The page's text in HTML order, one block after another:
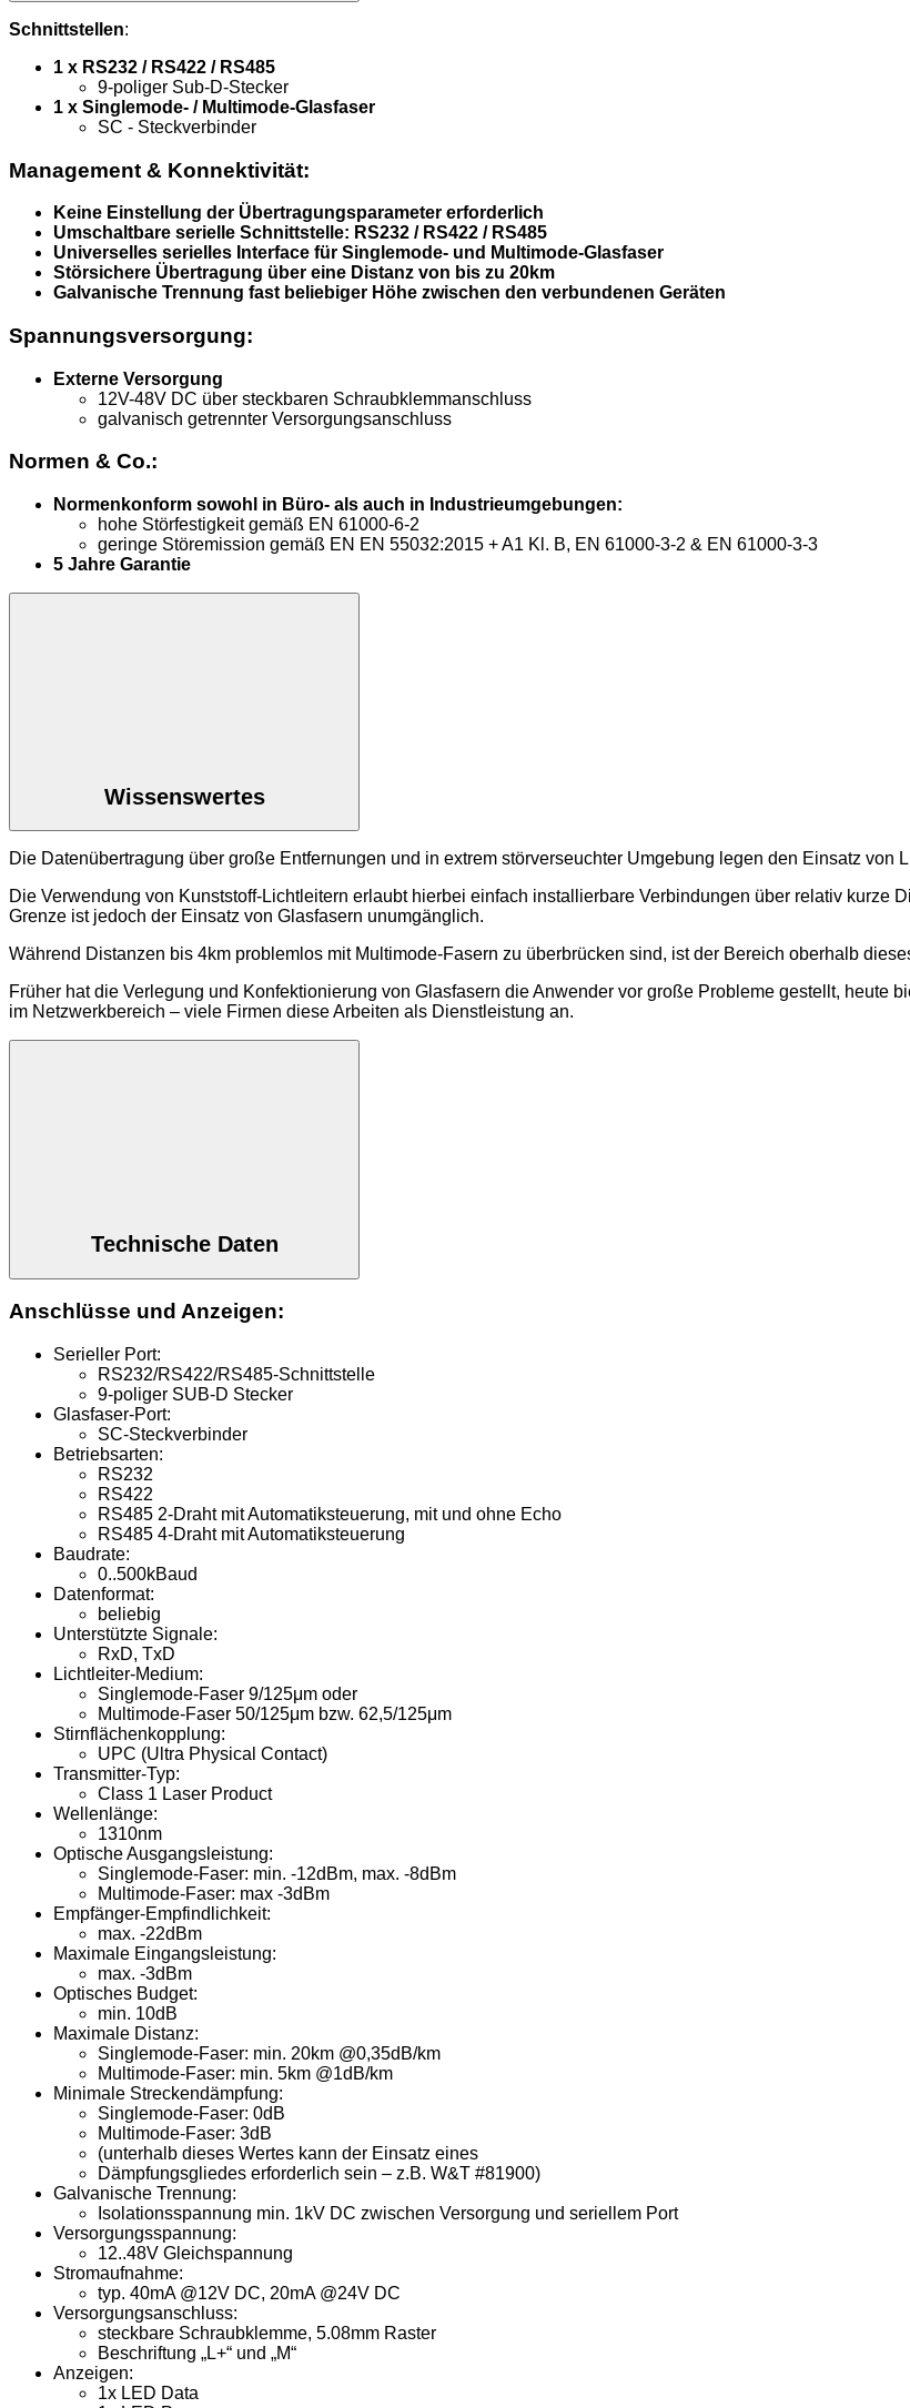
Schnittstellen:
1 x RS232 / RS422 / RS485
9-poliger Sub-D-Stecker
1 x Singlemode- / Multimode-Glasfaser
SC - Steckverbinder
Management & Konnektivität:
Keine Einstellung der Übertragungsparameter erforderlich
Umschaltbare serielle Schnittstelle: RS232 / RS422 / RS485
Universelles serielles Interface für Singlemode- und Multimode-Glasfaser
Störsichere Übertragung über eine Distanz von bis zu 20km
Galvanische Trennung fast beliebiger Höhe zwischen den verbundenen Geräten
Spannungsversorgung:
Externe Versorgung
12V-48V DC über steckbaren Schraubklemmanschluss
galvanisch getrennter Versorgungsanschluss
Normen & Co.:
Normenkonform sowohl in Büro- als auch in Industrieumgebungen:
hohe Störfestigkeit gemäß EN 61000-6-2
geringe Störemission gemäß EN EN 55032:2015 + A1 Kl. B, EN 61000-3-2 & EN 61000-3-3
5 Jahre Garantie
Wissenswertes
Die Datenübertragung über große Entfernungen und in extrem störverseuchter Umgebung legen den Einsatz
Die Verwendung von Kunststoff-Lichtleitern erlaubt hierbei einfach installierbare Verbindungen über relativ kurze
Grenze ist jedoch der Einsatz von Glasfasern unumgänglich.
Während Distanzen bis 4km problemlos mit Multimode-Fasern zu überbrücken sind, ist der Bereich oberhalb
Früher hat die Verlegung und Konfektionierung von Glasfasern die Anwender vor große Probleme gestellt, heute
im Netzwerkbereich – viele Firmen diese Arbeiten als Dienstleistung an.
Technische Daten
Anschlüsse und Anzeigen:
Serieller Port:
RS232/RS422/RS485-Schnittstelle
9-poliger SUB-D Stecker
Glasfaser-Port:
SC-Steckverbinder
Betriebsarten:
RS232
RS422
RS485 2-Draht mit Automatiksteuerung, mit und ohne Echo
RS485 4-Draht mit Automatiksteuerung
Baudrate:
0..500kBaud
Datenformat:
beliebig
Unterstützte Signale:
RxD, TxD
Lichtleiter-Medium:
Singlemode-Faser 9/125μm oder
Multimode-Faser 50/125μm bzw. 62,5/125μm
Stirnflächenkopplung:
UPC (Ultra Physical Contact)
Transmitter-Typ:
Class 1 Laser Product
Wellenlänge:
1310nm
Optische Ausgangsleistung:
Singlemode-Faser: min. -12dBm, max. -8dBm
Multimode-Faser: max -3dBm
Empfänger-Empfindlichkeit:
max. -22dBm
Maximale Eingangsleistung:
max. -3dBm
Optisches Budget:
min. 10dB
Maximale Distanz:
Singlemode-Faser: min. 20km @0,35dB/km
Multimode-Faser: min. 5km @1dB/km
Minimale Streckendämpfung:
Singlemode-Faser: 0dB
Multimode-Faser: 3dB
(unterhalb dieses Wertes kann der Einsatz eines
Dämpfungsgliedes erforderlich sein – z.B. W&T #81900)
Galvanische Trennung:
Isolationsspannung min. 1kV DC zwischen Versorgung und seriellem Port
Versorgungsspannung:
12..48V Gleichspannung
Stromaufnahme:
typ. 40mA @12V DC, 20mA @24V DC
Versorgungsanschluss:
steckbare Schraubklemme, 5.08mm Raster
Beschriftung „L+“ und „M“
Anzeigen:
1x LED Data